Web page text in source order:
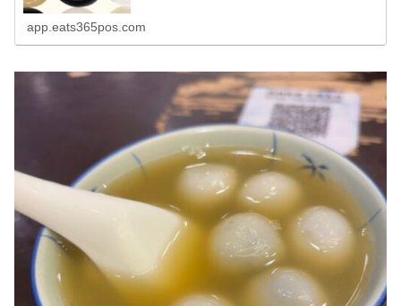
app.eats365pos.com